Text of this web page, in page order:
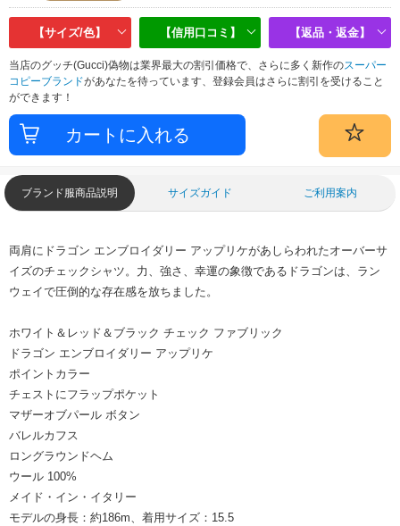
【サイズ/色】 【信用口コミ】 【返品・返金】
当店のグッチ(Gucci)偽物は業界最大の割引価格で、さらに多く新作のスーパー
コピーブランドがあなたを待っています、登録会員はさらに割引を受けること
ができます！
ブランド服商品説明 サイズガイド ご利用案内
両肩にドラゴン エンブロイダリー アップリケがあしらわれたオーバーサ
イズのチェックシャツ。力、強さ、幸運の象徴であるドラゴンは、ラン
ウェイで圧倒的な存在感を放ちました。
ホワイト＆レッド＆ブラック チェック ファブリック
ドラゴン エンブロイダリー アップリケ
ポイントカラー
チェストにフラップポケット
マザーオブパール ボタン
バレルカフス
ロングラウンドヘム
ウール 100%
メイド・イン・イタリー
モデルの身長：約186m、着用サイズ：15.5